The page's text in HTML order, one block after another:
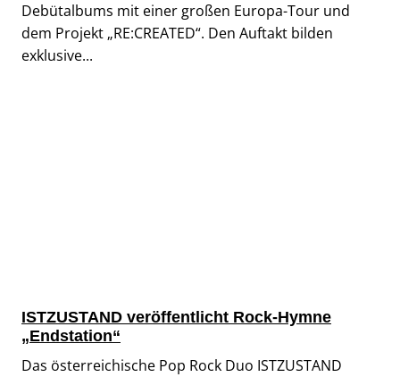
Debütalbums mit einer großen Europa-Tour und
dem Projekt „RE:CREATED“. Den Auftakt bilden
exklusive...
ISTZUSTAND veröffentlicht Rock-Hymne
„Endstation“
Das österreichische Pop Rock Duo ISTZUSTAND